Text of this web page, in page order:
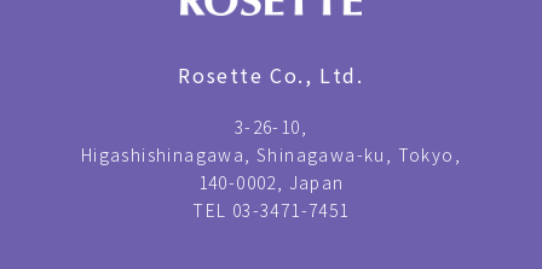
Rosette Co., Ltd.
3-26-10,
Higashishinagawa, Shinagawa-ku, Tokyo,
140-0002, Japan
TEL 03-3471-7451